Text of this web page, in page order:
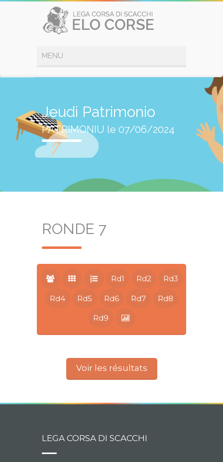
Jeudi Patrimonio
PATRIMONIU le 07/06/2024
RONDE 7
Rd1 Rd2 Rd3
Rd4 Rd5 Rd6 Rd7 Rd8
Rd9
Voir les résultats
LEGA CORSA DI SCACCHI